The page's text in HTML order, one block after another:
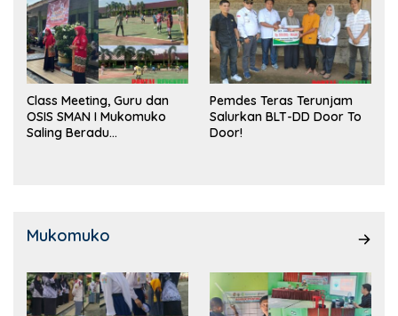
Class Meeting, Guru dan
OSIS SMAN I Mukomuko
Saling Beradu
Pemdes Teras Terunjam
Salurkan BLT-DD Door To
Door!
Mukomuko